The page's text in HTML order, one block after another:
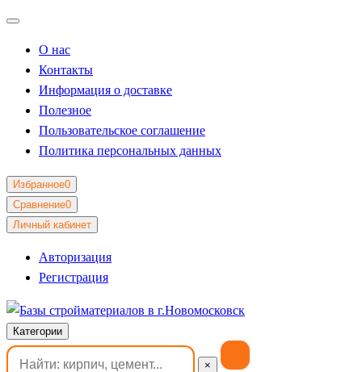
О нас
Контакты
Информация о доставке
Полезное
Пользовательское соглашение
Политика персональных данных
Избранное0
Сравнение0
Личный кабинет
Авторизация
Регистрация
Категории
×